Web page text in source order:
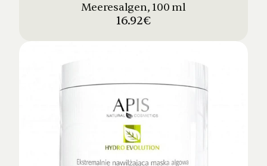
Meeresalgen, 100 ml
16.92€